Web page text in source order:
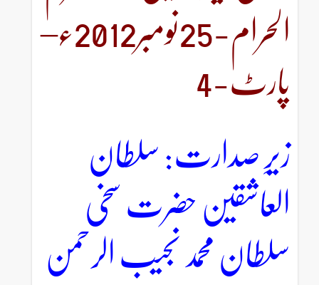
الحرام-25نومبر2012ء–
پارٹ-4
زیرِ صدارت: سلطان
العاشقین حضرت سخی
سلطان محمد نجیب الرحمن